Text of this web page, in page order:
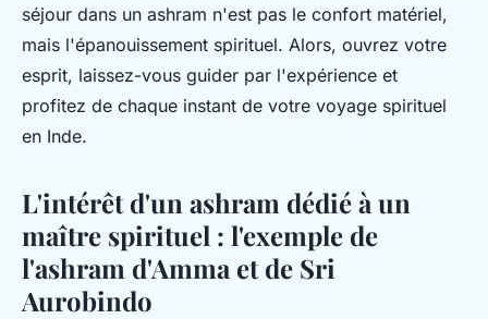
séjour dans un ashram n'est pas le confort matériel,
mais l'épanouissement spirituel. Alors, ouvrez votre
esprit, laissez-vous guider par l'expérience et
profitez de chaque instant de votre voyage spirituel
en Inde.
L'intérêt d'un ashram dédié à un
maître spirituel : l'exemple de
l'ashram d'Amma et de Sri
Aurobindo